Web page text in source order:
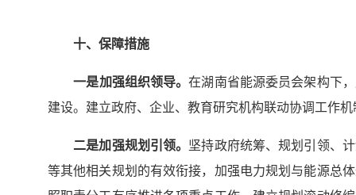
十、保障措施
一是加强组织领导。在湖南省能源委员会架构下
建设。建立政府、企业、教育研究机构联动协调工作
二是加强规划引领。 坚持政府统筹、规划引领、
等其他相关规划的有效衔接，加强电力规划与能源总